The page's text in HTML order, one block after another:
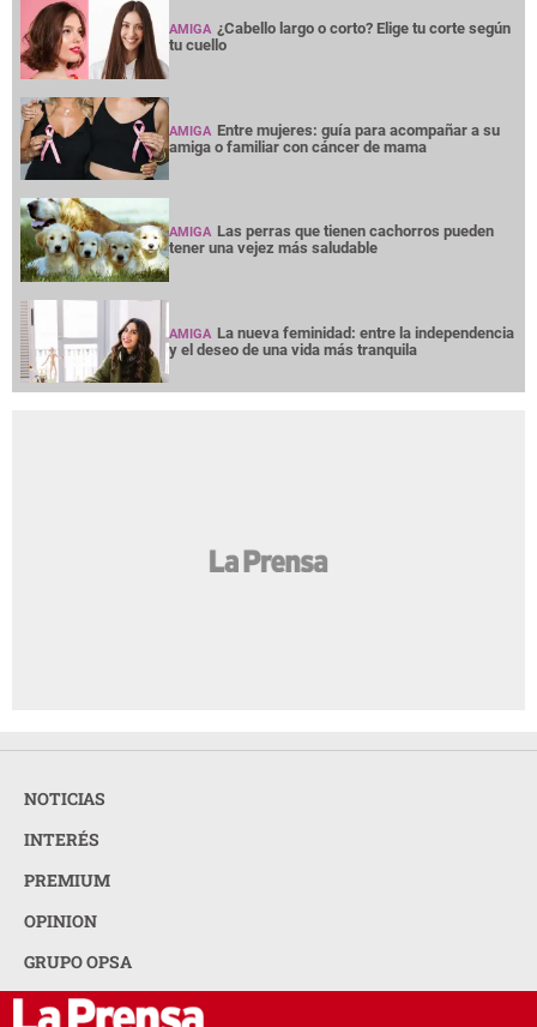
AMIGA ¿Cabello largo o corto? Elige tu corte según
tu cuello
AMIGA Entre mujeres: guía para acompañar a su
amiga o familiar con cáncer de mama
AMIGA Las perras que tienen cachorros pueden
tener una vejez más saludable
AMIGA La nueva feminidad: entre la independencia
y el deseo de una vida más tranquila
NOTICIAS
INTERÉS
PREMIUM
OPINION
GRUPO OPSA